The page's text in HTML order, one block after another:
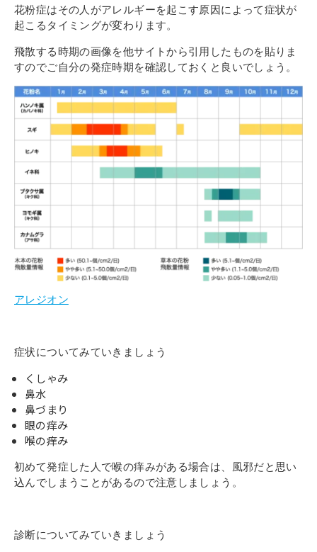
1号館総合受付：〒194-0022 東京都町田市森野1-7-8
TEL：042-729-1026 (平日8時30分〜17時30分)
花粉症はその人がアレルギーを起こす原因によって症状が
起こるタイミングが変わります。
飛散する時期の画像を他サイトから引用したものを貼りま
すのでご自分の発症時期を確認しておくと良いでしょう。
アレジオン
症状についてみていきましょう
くしゃみ
鼻水
鼻づまり
眼の痒み
喉の痒み
初めて発症した人で喉の痒みがある場合は、風邪だと思い
込んでしまうことがあるので注意しましょう。
診断についてみていきましょう